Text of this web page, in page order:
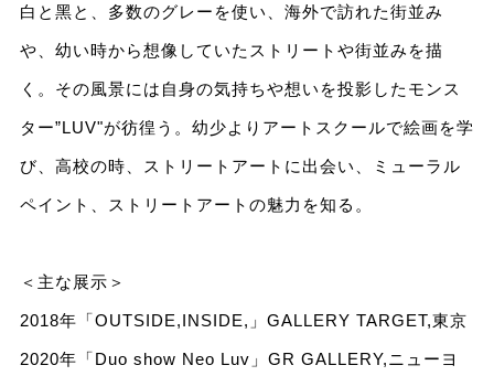
⽩と黑と、多数のグレーを使い、海外で訪れた街並み
や、幼い時から想像していたストリートや街並みを描
く。その⾵景には⾃⾝の気持ちや想いを投影したモンス
ター”LUV"が彷徨う。幼少よりアートスクールで絵画を学
び、⾼校の時、ストリートアートに出会い、ミューラル
ペイント、ストリートアートの魅⼒を知る。
＜主な展⽰＞
2018年「OUTSIDE,INSIDE,」GALLERY TARGET,東京
2020年「Duo show Neo Luv」GR GALLERY,ニューヨ